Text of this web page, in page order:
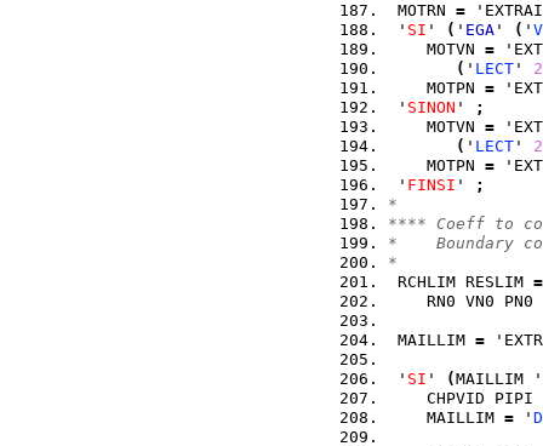
MOTRN =
' SI ' ( ' EGA ' ( '
    MOTVN
=
( ' LECT ' 2
    MOTPN
=
' SINON '
;
    MOTVN
=
( ' LECT ' 2
    MOTPN
=
' FINSI '
;
*
**** Coeff to
*    Boundary
*
RCHLIM RESLIM =
RN0 VN0
MAILLIM =
' SI ' (MAILLIM '
    CHPVID PIPI
    MAILLIM
= '